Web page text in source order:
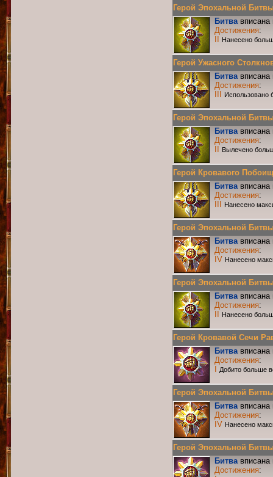
Герой Эпохальной
Битвавписана
Достижения:
Нанесено
Герой Ужасного
Битвавписана
Достижения:
Использовано
Герой Эпохальной
Битвавписана
Достижения:
Вылечено
Герой Кровавого
Битвавписана
Достижения:
Нанесено
Герой Эпохальной
Битвавписана
Достижения:
IV Нанесено
Герой Эпохальной
Битвавписана
Достижения:
Нанесено
Герой Кровавой Сечи
Битвавписана
Достижения:
Добито больше
Герой Эпохальной
Битвавписана
Достижения:
IV Нанесено
Герой Эпохальной
Битвавписана
Достижения: